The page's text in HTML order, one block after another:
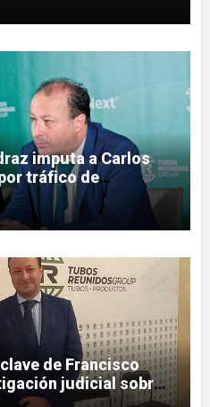
imputa a Carlos
tráfico de
Leire
de Francisco
judicial sobre